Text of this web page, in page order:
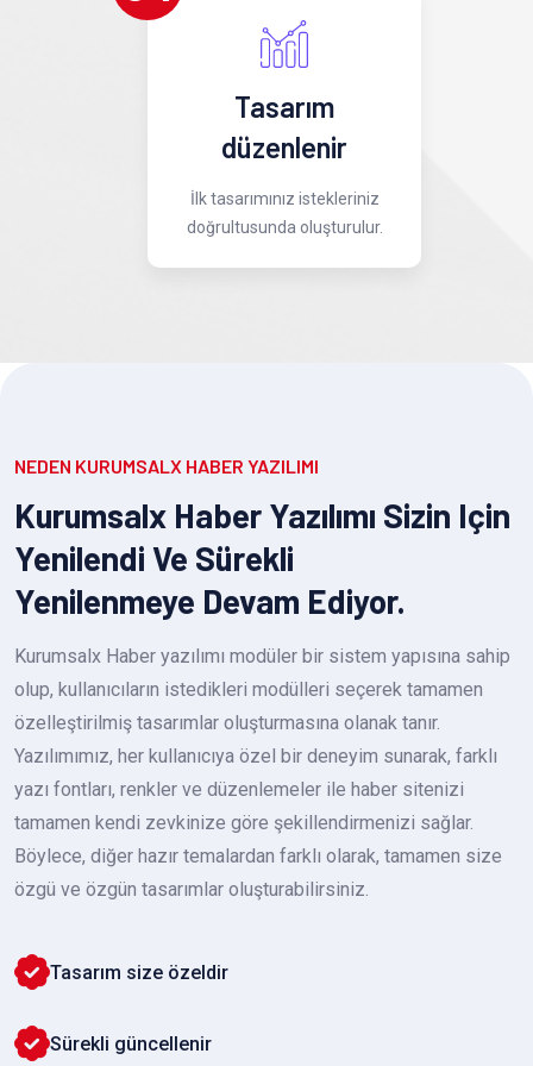
Tasarım
düzenlenir
İlk tasarımınız istekleriniz
doğrultusunda oluşturulur.
NEDEN KURUMSALX HABER YAZILIMI
Kurumsalx Haber Yazılımı Sizin Için
Yenilendi Ve Sürekli
Yenilenmeye Devam Ediyor.
Kurumsalx Haber yazılımı modüler bir sistem yapısına sahip
olup, kullanıcıların istedikleri modülleri seçerek tamamen
özelleştirilmiş tasarımlar oluşturmasına olanak tanır.
Yazılımımız, her kullanıcıya özel bir deneyim sunarak, farklı
yazı fontları, renkler ve düzenlemeler ile haber sitenizi
tamamen kendi zevkinize göre şekillendirmenizi sağlar.
Böylece, diğer hazır temalardan farklı olarak, tamamen size
özgü ve özgün tasarımlar oluşturabilirsiniz.
Tasarım size özeldir
Sürekli güncellenir